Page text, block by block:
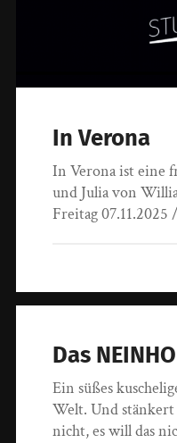
In Verona
In Verona ist eine
und Julia von
Freitag
Das
Ein süßes
Welt. Und
nicht, es will das